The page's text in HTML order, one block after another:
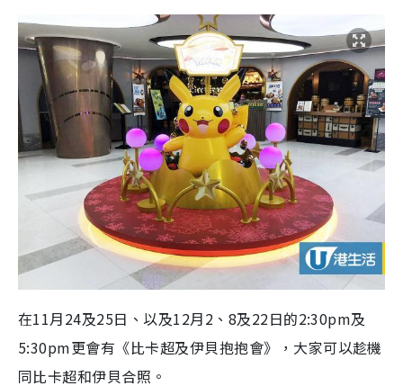
在11月24及25日、以及12月2、8及22日的2:30pm及
5:30pm更會有《比卡超及伊貝抱抱會》，大家可以趁機
同比卡超和伊貝合照 。